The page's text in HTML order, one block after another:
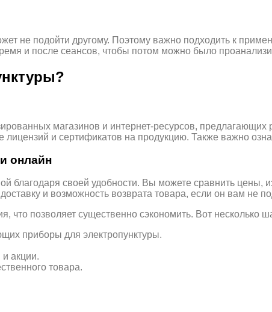
не подойти другому. Поэтому важно подходить к
и после сеансов, чтобы потом можно было
магазинов и интернет-ресурсов,
лицензий и сертификатов на продукцию. Также важно
онлайн
благодаря своей удобности. Вы можете сравнить цены,
и возможность возврата товара, если он вам не
позволяет существенно сэкономить. Вот несколько
приборы для электропунктуры.
акции.
товара.